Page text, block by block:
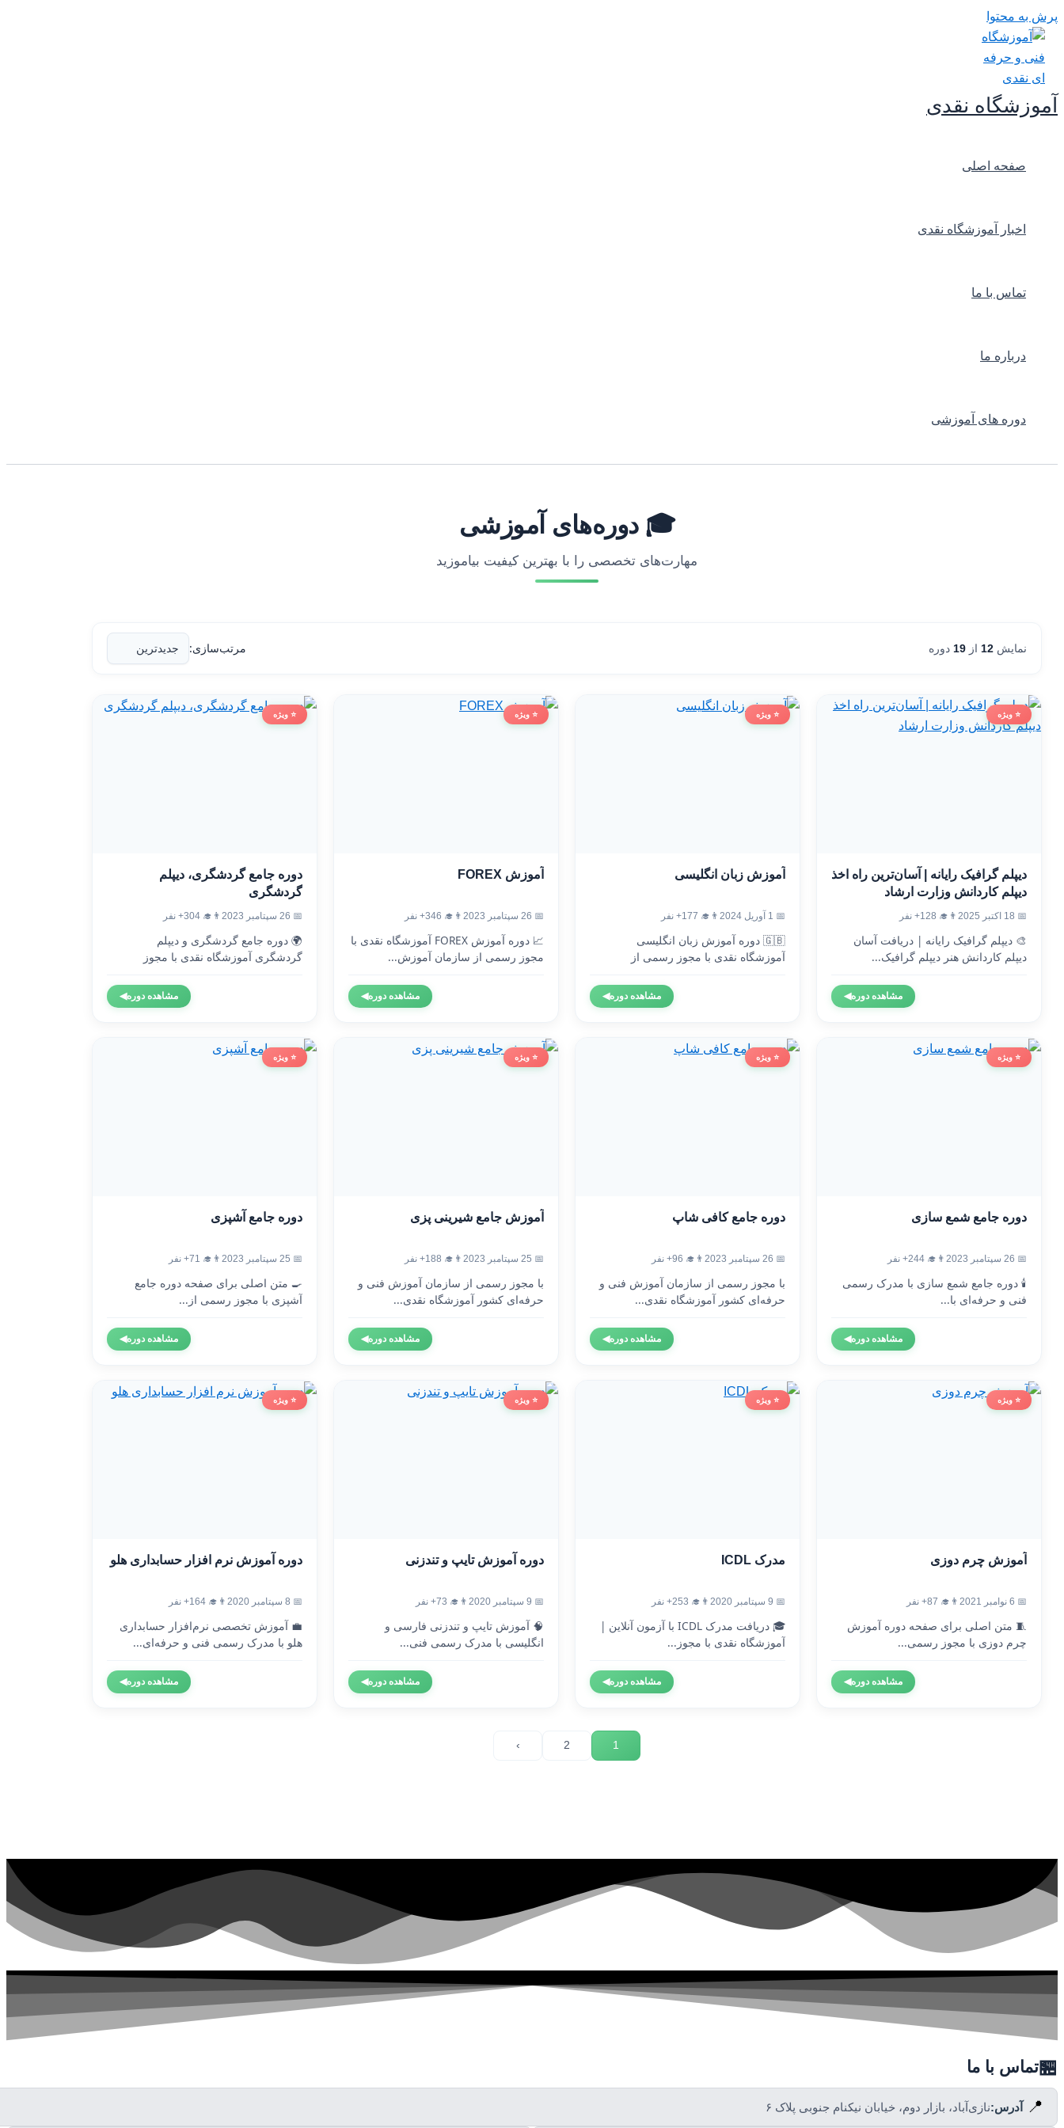
پرش به محتوا
آموزشگاه نقدی
صفحه اصلی
اخبار آموزشگاه نقدی
تماس با ما
درباره ما
دوره های آموزشی
🎓 دوره‌های آموزشی
مهارت‌های تخصصی را با بهترین کیفیت بیاموزید
نمایش 12 از 19 دوره مرتب‌سازی:
⭐ ویژه
دیپلم گرافیک رایانه | آسان‌ترین راه اخذ
دیپلم کاردانش وزارت ارشاد
📅 18 اکتبر 2025 👨‍🎓 128+ نفر
🎨 دیپلم گرافیک رایانه | دریافت آسان
دیپلم کاردانش هنر دیپلم گرافیک...
مشاهده دوره◀
⭐ ویژه
آموزش زبان انگلیسی
📅 1 آوریل 2024 👨‍🎓 177+ نفر
🇬🇧 دوره آموزش زبان انگلیسی
آموزشگاه نقدی با مجوز رسمی از
مشاهده دوره◀
⭐ ویژه
آموزش FOREX
📅 26 سپتامبر 2023 👨‍🎓 346+ نفر
📈 دوره آموزش FOREX آموزشگاه نقدی با
مجوز رسمی از سازمان آموزش...
مشاهده دوره◀
⭐ ویژه
دوره جامع گردشگری، دیپلم
گردشگری
📅 26 سپتامبر 2023 👨‍🎓 304+ نفر
🌍 دوره جامع گردشگری و دیپلم
گردشگری آموزشگاه نقدی با مجوز
مشاهده دوره◀
⭐ ویژه
دوره جامع شمع سازی
📅 26 سپتامبر 2023 👨‍🎓 244+ نفر
🕯️ دوره جامع شمع سازی با مدرک رسمی
فنی و حرفه‌ای با...
مشاهده دوره◀
⭐ ویژه
دوره جامع کافی شاپ
📅 26 سپتامبر 2023 👨‍🎓 96+ نفر
با مجوز رسمی از سازمان آموزش فنی و
حرفه‌ای کشور آموزشگاه نقدی...
مشاهده دوره◀
⭐ ویژه
آموزش جامع شیرینی پزی
📅 25 سپتامبر 2023 👨‍🎓 188+ نفر
با مجوز رسمی از سازمان آموزش فنی و
حرفه‌ای کشور آموزشگاه نقدی...
مشاهده دوره◀
⭐ ویژه
دوره جامع آشپزی
📅 25 سپتامبر 2023 👨‍🎓 71+ نفر
🍳 متن اصلی برای صفحه دوره جامع
آشپزی با مجوز رسمی از...
مشاهده دوره◀
⭐ ویژه
آموزش چرم دوزی
📅 6 نوامبر 2021 👨‍🎓 87+ نفر
🧵 متن اصلی برای صفحه دوره آموزش
چرم دوزی با مجوز رسمی...
مشاهده دوره◀
⭐ ویژه
مدرک ICDL
📅 9 سپتامبر 2020 👨‍🎓 253+ نفر
🎓 دریافت مدرک ICDL با آزمون آنلاین |
آموزشگاه نقدی با مجوز...
مشاهده دوره◀
⭐ ویژه
دوره آموزش تایپ و تندزنی
📅 9 سپتامبر 2020 👨‍🎓 73+ نفر
🧠 آموزش تایپ و تندزنی فارسی و
انگلیسی با مدرک رسمی فنی...
مشاهده دوره◀
⭐ ویژه
دوره آموزش نرم افزار حسابداری هلو
📅 8 سپتامبر 2020 👨‍🎓 164+ نفر
💼 آموزش تخصصی نرم‌افزار حسابداری
هلو با مدرک رسمی فنی و حرفه‌ای...
مشاهده دوره◀
1
2
›
🏪تماس با ما
📍 آدرس:نازی‌آباد، بازار دوم، خیابان نیکنام جنوبی پلاک ۶